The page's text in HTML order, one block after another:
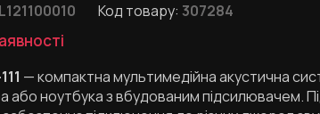
Код товару: 307284
— компактна мультимедійна акустична
або ноутбука з вбудованим підсилювачем.